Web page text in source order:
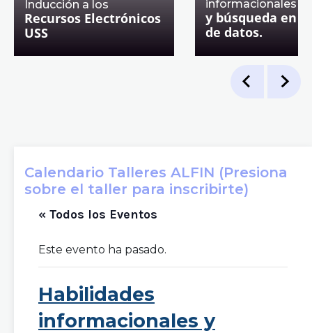
Inducción a los
Recursos Electrónicos
USS
informacionales
y búsqueda en
de datos.
Calendario Talleres ALFIN (Presiona
sobre el taller para inscribirte)
« Todos los Eventos
Este evento ha pasado.
Habilidades
informacionales y